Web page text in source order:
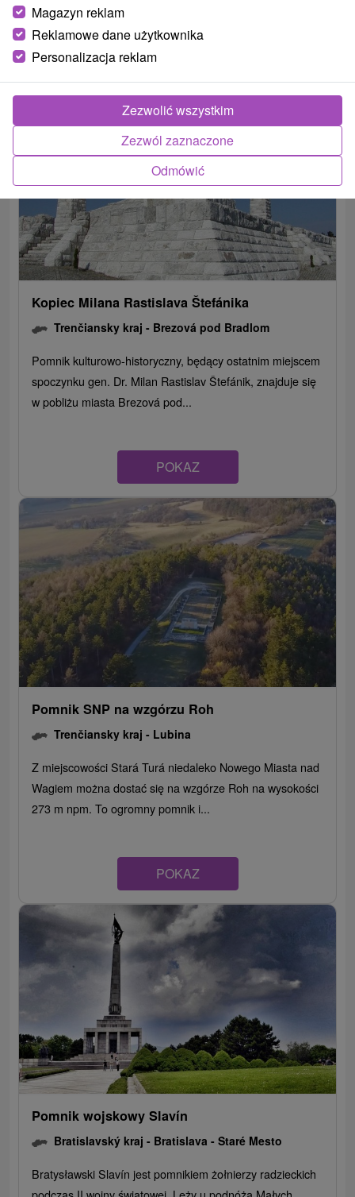
Wsie i miasta
Bratislava - Devín (2) Očkov
Kopiec Milana Rastislava Štefánika
Trenčiansky kraj - Brezová pod Bradlom
Pomnik kulturowo-historyczny, będący ostatnim miejscem
spoczynku gen. Dr. Milan Rastislav Štefánik, znajduje się
w pobliżu miasta Brezová pod...
POKAZ
Pomnik SNP na wzgórzu Roh
Trenčiansky kraj - Lubina
Z miejscowości Stará Turá niedaleko Nowego Miasta nad
Wagiem można dostać się na wzgórze Roh na wysokości
273 m npm. To ogromny pomnik i...
POKAZ
Pomnik wojskowy Slavín
Bratislavský kraj - Bratislava - Staré Mesto
Bratysławski Slavín jest pomnikiem żołnierzy radzieckich
Magazyn reklam
Reklamowe dane użytkownika
Personalizacja reklam
Odmówić
Zezwól zaznaczone
Zezwolić wszystkim